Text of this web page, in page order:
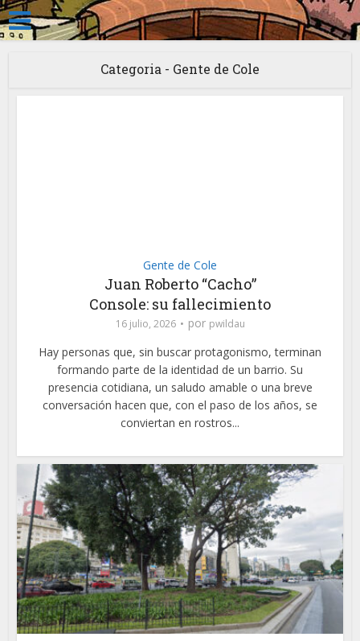
Categoria - Gente de Cole
Gente de Cole
Juan Roberto “Cacho”
Console: su fallecimiento
16 julio, 2026 por pwildau
Hay personas que, sin buscar protagonismo, terminan
formando parte de la identidad de un barrio. Su
presencia cotidiana, un saludo amable o una breve
conversación hacen que, con el paso de los años, se
conviertan en rostros...